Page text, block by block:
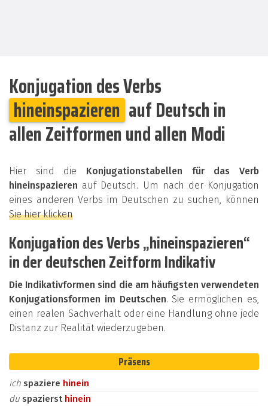
Konjugation des Verbs
hineinspazieren auf Deutsch in
allen Zeitformen und allen Modi
Hier sind die Konjugationstabellen für das Verb
hineinspazieren auf Deutsch. Um nach der Konjugation
eines anderen Verbs im Deutschen zu suchen, können
Sie hier klicken
Konjugation des Verbs „hineinspazieren“
in der deutschen Zeitform Indikativ
Die Indikativformen sind die am häufigsten verwendeten
Konjugationsformen im Deutschen. Sie ermöglichen es,
einen realen Sachverhalt oder eine Handlung ohne jede
Distanz zur Realität wiederzugeben.
Präsens
ich spaziere hinein
du spazierst hinein